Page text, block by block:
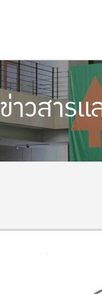
ข่าวสาร